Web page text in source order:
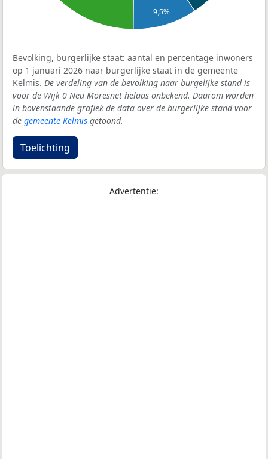
9,5%
Bevolking, burgerlijke staat: aantal en percentage inwoners
op 1 januari 2026 naar burgerlijke staat in de gemeente
Kelmis. De verdeling van de bevolking naar burgelijke stand is
voor de Wijk 0 Neu Moresnet helaas onbekend. Daarom worden
in bovenstaande grafiek de data over de burgerlijke stand voor
de gemeente Kelmis getoond.
Toelichting
Advertentie: